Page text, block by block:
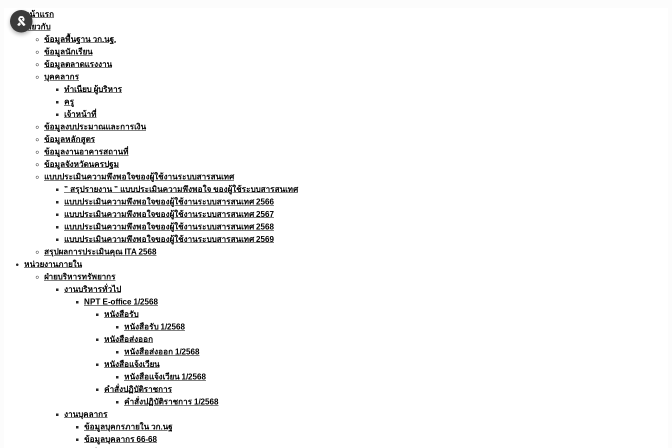
Skip
หน้าแรก
เกี่ยวกับ
ข้อมูลพื้นฐาน วก.นฐ.
ข้อมูลนักเรียน
ข้อมูลตลาดแรงงาน
บุคคลากร
ทำเนียบ ผู้บริหาร
ครู
เจ้าหน้าที่
ข้อมูลงบประมาณเเละการเงิน
ข้อมูลหลักสูตร
ข้อมูลงานอาคารสถานที่
ข้อมูลจังหวัดนครปฐม
แบบประเมินความพึงพอใจของผู้ใช้งานระบบสารสนเทศ
” สรุปรายงาน ” แบบประเมินความพึงพอใจ ของผู้ใช้ระบบสารสนเทศ
แบบประเมินความพึงพอใจของผู้ใช้งานระบบสารสนเทศ 2566
แบบประเมินความพึงพอใจของผู้ใช้งานระบบสารสนเทศ 2567
แบบประเมินความพึงพอใจของผู้ใช้งานระบบสารสนเทศ 2568
แบบประเมินความพึงพอใจของผู้ใช้งานระบบสารสนเทศ 2569
สรุปผลการประเมินคุณ ITA 2568
หน่วยงานภายใน
ฝ่ายบริหารทรัพยากร
งานบริหารทั่วไป
NPT E-office 1/2568
หนังสือรับ
หนังสือรับ 1/2568
หนังสือส่งออก
หนังสือส่งออก 1/2568
หนังสือแจ้งเวียน
หนังสือเเจ้งเวียน 1/2568
คำสั่งปฏิบัติราชการ
คำสั่งปฏิบัติราชการ 1/2568
งานบุคลากร
ข้อมูลบุคกรภายใน วก.นฐ
ข้อมูลบุคลากร 66-68